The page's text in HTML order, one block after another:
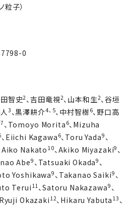
子）
0
田智史2、吉田竜視2、山本和生2、谷垣
3 、黒澤耕介4、5、中村智樹 6、野口高
7 、Tomoyo Morita 6、Mizuha
、Eiichi Kagawa 6、Toru Yada9 、
Aiko Nakato 10、Akiko Miyazaki9 、
Abe9 、Tatsuaki Okada9 、
Yoshikawa9 、Takanao Saiki9 、
Terui 11、Satoru Nakazawa9 、
Ryuji Okazaki 12、Hikaru Yabuta 13 、